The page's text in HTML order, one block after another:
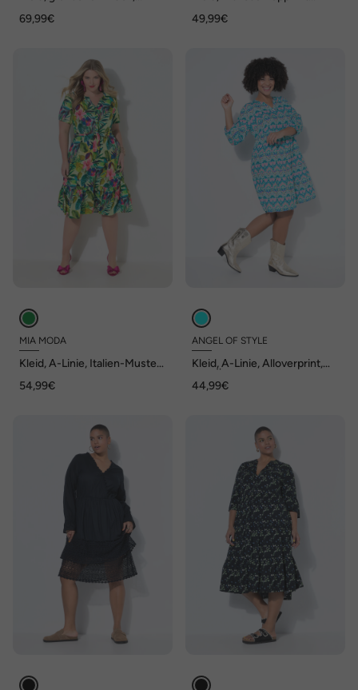
69,99€ 49,99€
MIA MODA
Kleid, A-Linie, Italien-Muster,
54,99€
ANGEL OF STYLE
Kleid, A-Linie, Alloverprint,
44,99€